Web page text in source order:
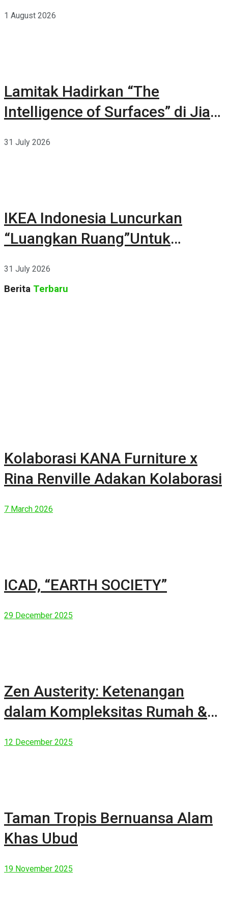
1 August 2026
Lamitak Hadirkan “The
Intelligence of Surfaces” di Jia
31 July 2026
IKEA Indonesia Luncurkan
“Luangkan Ruang”Untuk
31 July 2026
Berita Terbaru
Kolaborasi KANA Furniture x
Rina Renville Adakan Kolaborasi
7 March 2026
ICAD, “EARTH SOCIETY”
29 December 2025
Zen Austerity: Ketenangan
dalam Kompleksitas Rumah &
12 December 2025
Taman Tropis Bernuansa Alam
Khas Ubud
19 November 2025